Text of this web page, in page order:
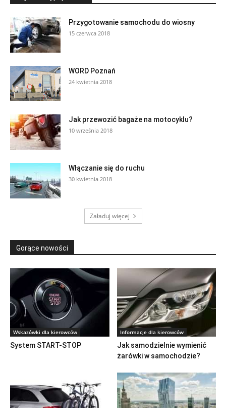
Przygotowanie samochodu do wiosny
15 czerwca 2018
WORD Poznań
24 kwietnia 2018
Jak przewozić bagaże na motocyklu?
10 września 2018
Włączanie się do ruchu
30 kwietnia 2018
Załaduj więcej
Gorące nowości
Wskazówki dla kierowców
System START-STOP
Informacje dla kierowców
Jak samodzielnie wymienić
żarówki w samochodzie?